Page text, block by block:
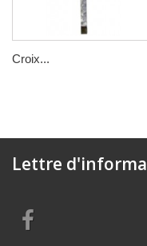
Croix...
Lettre